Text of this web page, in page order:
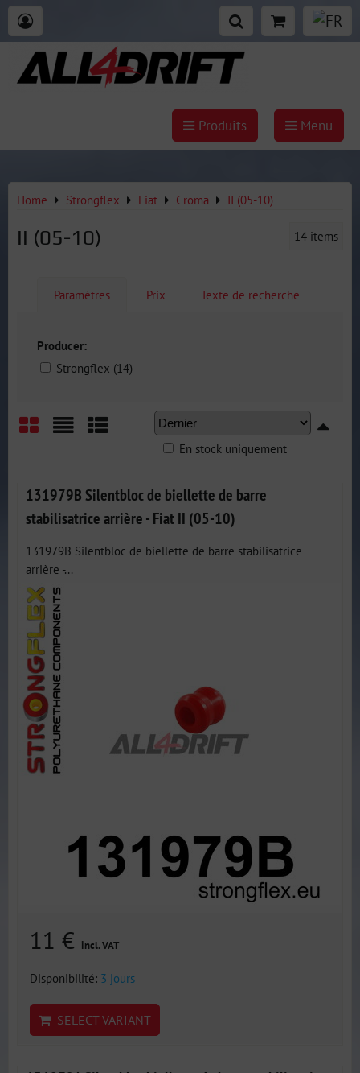
Produits Menu
Home Strongflex Fiat Croma II (05-10)
II (05-10) 14 items
Paramètres Prix Texte de recherche
Producer:
Strongflex (14)
En stock uniquement
131979B Silentbloc de biellette de barre
stabilisatrice arrière - Fiat II (05-10)
131979B Silentbloc de biellette de barre stabilisatrice
arrière -...
11 € incl. VAT
Disponibilité: 3 jours
SELECT VARIANT